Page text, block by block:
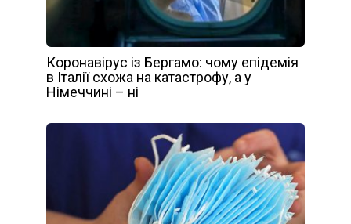
Коронавірус із Бергамо: чому епідемія
в Італії схожа на катастрофу, а у
Німеччині – ні